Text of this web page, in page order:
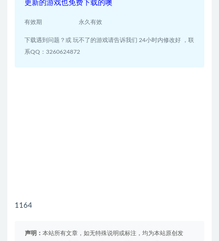
更新的游戏也免费下载的噢
有效期 永久有效
下载遇到问题？或 玩不了的游戏请告诉我们 24小时内修改好 ，联
系QQ：3260624872
1164
声明： 本站所有文章，如无特殊说明或标注，均为本站原创发